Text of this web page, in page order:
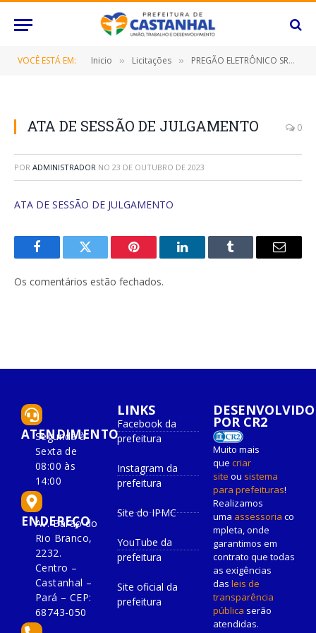
VOCÊ ESTÁ EM: Inicio » Licitações » PREGÃO ELETRÔNICO SRP Nº 060/2023 (CONTRATAÇÃO DE EMPRESA ESPECIALIZADA PARA FORNECIMENTO DE UTENSÍLIOS E EQUIPAMENTOS PARA COPA COZINHA, DESTINADO A ATENDER AS NECESSIDADES DAS DIVERSAS SECRETARIAS/FUNDOS MUNICIPAIS)
ATA DE SESSÃO DE JULGAMENTO 0
POR ADMINISTRADOR NO 23 DE OUTUBRO DE 2023
ATA DE SESSÃO DE JULGAMENTO
FacebookTwitter Pinterest O
Tumblr
E-
Os comentários estão fechados.
ATENDIMENTO
Segunda à
Sexta de
08:00 às
14:00
ENDEREÇO
Av. Barão do
Rio Branco,
2232.
Centro –
Castanhal –
Pará – CEP:
68743-050
LINKS
Facebook da
prefeitura
Instagram da
prefeitura
Site do IPMC
YouTube da
prefeitura
Site oficial da
prefeitura
DESENVOLVIDO
POR CR2
Muito mais
que criar
site ou sistema
para prefeituras!
Realizamos
uma assessoria co
mpleta, onde
garantimos em
contrato que todas
as exigências
das leis de
transparência
pública serão
atendidas.